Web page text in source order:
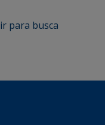
ir para busca